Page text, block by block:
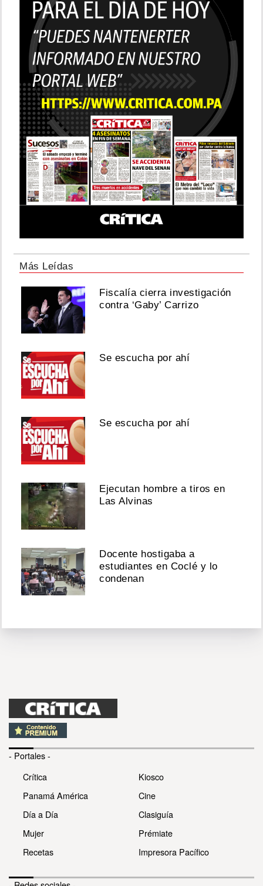
Más Leídas
Fiscalía cierra investigación
contra ‘Gaby’ Carrizo
Se escucha por ahí
Se escucha por ahí
Ejecutan hombre a tiros en
Las Alvinas
Docente hostigaba a
estudiantes en Coclé y lo
condenan
- Portales -
Crítica
Panamá América
Día a Día
Mujer
Recetas
Kiosco
Cine
Clasiguía
Prémiate
Impresora Pacífico